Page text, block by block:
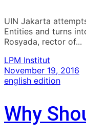
UIN Jakarta
Entities and turns
Rosyada, rector of...
LPM Institut
November 19, 2016
english edition
Why